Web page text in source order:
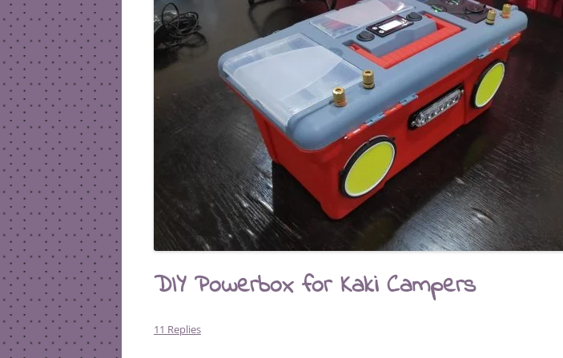
DIY Powerbox for Kaki Campers
11 Replies